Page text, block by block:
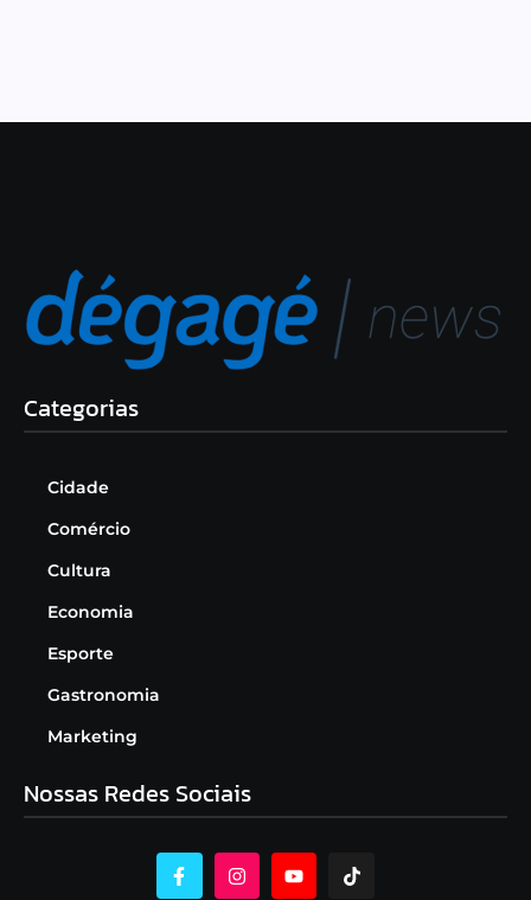
Categorias
Cidade
Comércio
Cultura
Economia
Esporte
Gastronomia
Marketing
Nossas Redes Sociais